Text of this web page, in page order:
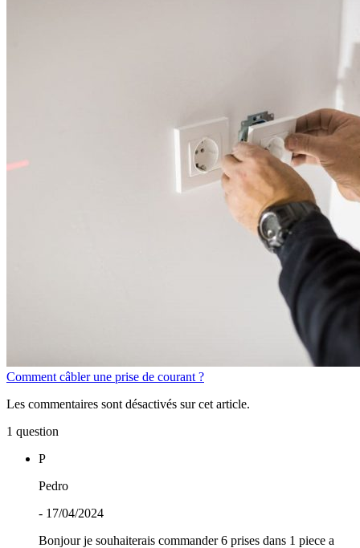
Comment câbler une prise de courant ?
Les commentaires sont désactivés sur cet article.
1 question
P
Pedro
- 17/04/2024
Bonjour je souhaiterais commander 6 prises dans 1 piece a